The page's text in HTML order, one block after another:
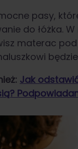
pasy,
do łóżka. W
materac
Jak